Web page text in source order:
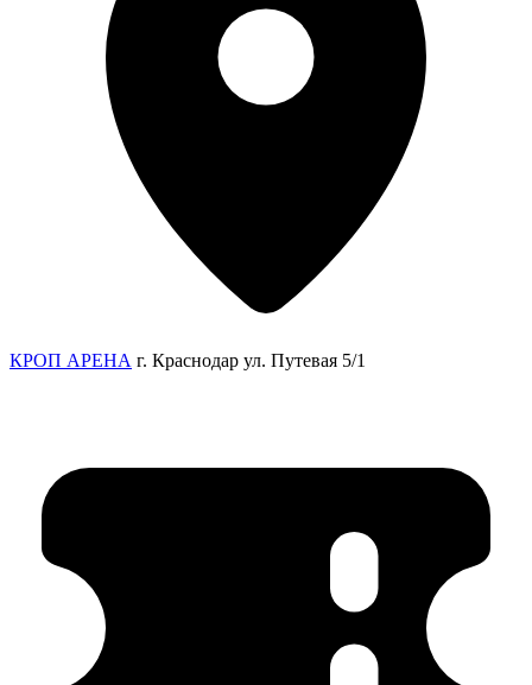
КРОП АРЕНА г. Краснодар ул. Путевая 5/1